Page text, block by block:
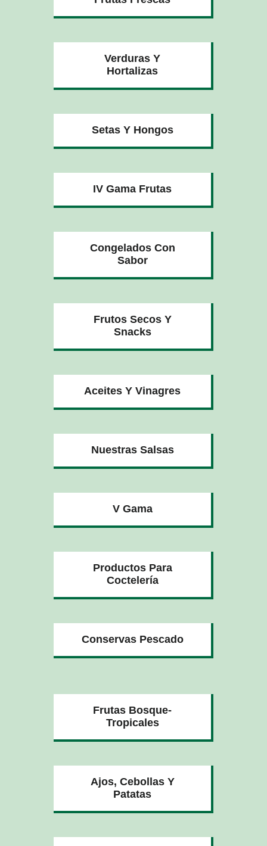
Verduras Y
Hortalizas
Setas Y Hongos
IV Gama Frutas
Congelados Con
Sabor
Frutos Secos Y
Snacks
Aceites Y Vinagres
Nuestras Salsas
V Gama
Productos Para
Coctelería
Conservas Pescado
Frutas Bosque-
Tropicales
Ajos, Cebollas Y
Patatas